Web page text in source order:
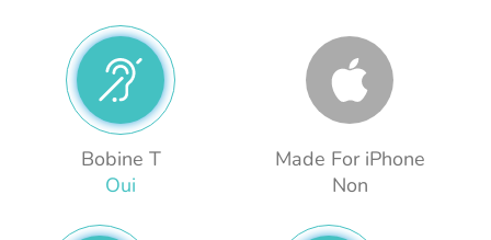
Bobine T
Oui
Made For iPhone
Non